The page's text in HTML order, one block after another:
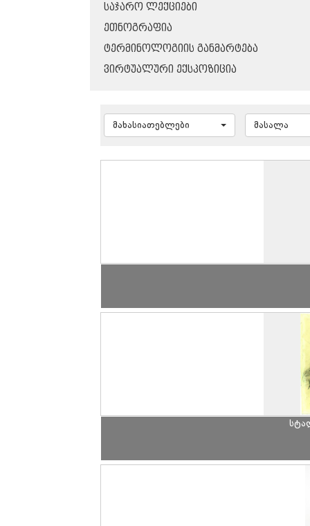
ᲡᲐᲯᲐᲠᲝ ᲚᲔᲥᲪᲘᲔᲑᲘ
ᲔᲗᲜᲝᲒᲠᲐᲤᲘᲐ
ᲢᲔᲠᲛᲘᲜᲝᲚᲝᲒᲘᲘᲡ ᲒᲐᲜᲛᲐᲠᲢᲔᲑᲐ
ᲕᲘᲠᲢᲣᲐᲚᲣᲠᲘ ᲔᲥᲡᲞᲝᲖᲘᲪᲘᲐ
მახასიათებლები მასალა